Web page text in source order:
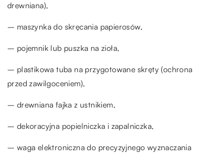
drewniana),
– maszynka do skręcania papierosów,
– pojemnik lub puszka na zioła,
– plastikowa tuba na przygotowane skręty (ochrona
przed zawilgoceniem),
– drewniana fajka z ustnikiem,
– dekoracyjna popielniczka i zapalniczka,
– waga elektroniczna do precyzyjnego wyznaczania